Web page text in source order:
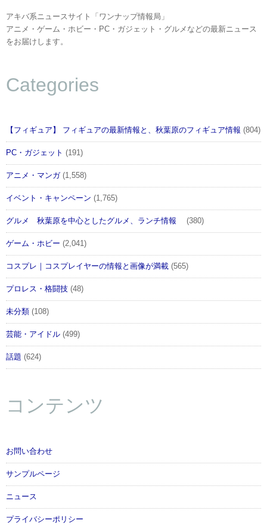
アキバ系ニュースサイト「ワンナップ情報局」
アニメ・ゲーム・ホビー・PC・ガジェット・グルメなどの最新ニュース
をお届けします。
Categories
【フィギュア】 フィギュアの最新情報と、秋葉原のフィギュア情報 (804)
PC・ガジェット (191)
アニメ・マンガ(1,558)
イベント・キャンペーン (1,765)
グルメ 秋葉原を中心としたグルメ、ランチ情報 (380)
ゲーム・ホビー (2,041)
コスプレ｜コスプレイヤーの情報と画像が満載 (565)
プロレス・格闘技 (48)
未分類 (108)
芸能・アイドル (499)
話題 (624)
コンテンツ
お問い合わせ
サンプルページ
ニュース
プライバシーポリシー